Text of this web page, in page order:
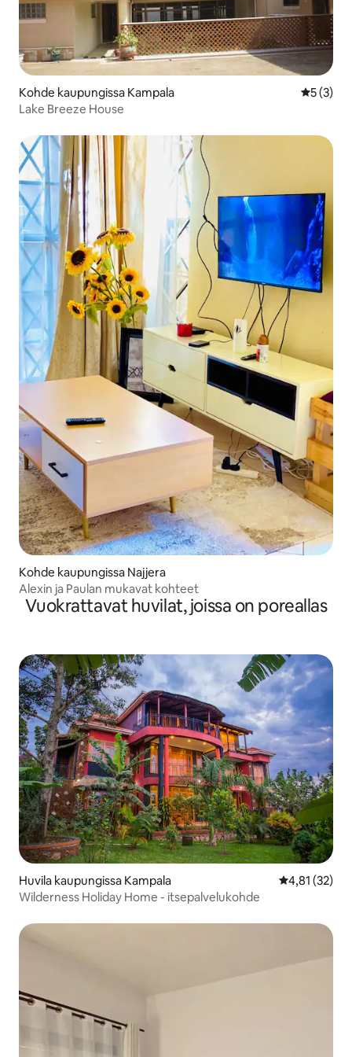
Kohde kaupungissa Kampala
5 (3)
Lake Breeze House
Kohde kaupungissa Najjera
Alexin ja Paulan mukavat kohteet
Vuokrattavat huvilat, joissa on poreallas
Huvila kaupungissa Kampala
4,81 (32)
Wilderness Holiday Home - itsepalvelukohde